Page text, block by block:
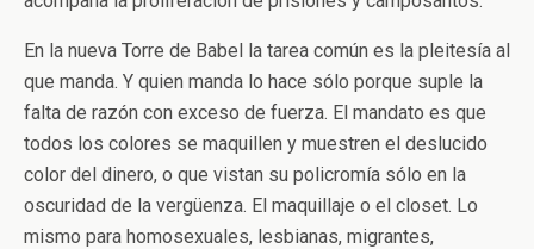
En la nueva Torre de Babel la tarea común es la pleitesía al
que manda. Y quien manda lo hace sólo porque suple la
falta de razón con exceso de fuerza. El mandato es que
todos los colores se maquillen y muestren el deslucido
color del dinero, o que vistan su policromía sólo en la
oscuridad de la vergüenza. El maquillaje o el closet. Lo
mismo para homosexuales, lesbianas, migrantes,